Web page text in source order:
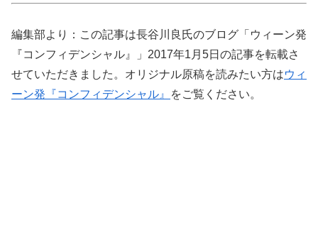
編集部より：この記事は長谷川良氏のブログ「ウィーン発
『コンフィデンシャル』」2017年1月5日の記事を転載さ
せていただきました。オリジナル原稿を読みたい方はウィ
ーン発『コンフィデンシャル』
をご覧ください。